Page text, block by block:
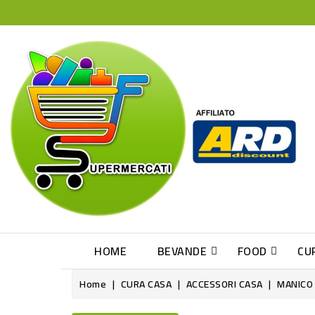
HOME BEVANDE FOOD
Home CURA CASA ACCESSORI CASA